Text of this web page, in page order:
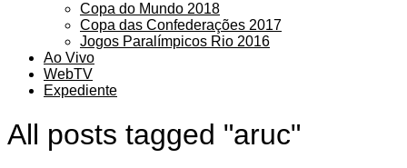
Copa do Mundo 2018
Copa das Confederações 2017
Jogos Paralímpicos Rio 2016
Ao Vivo
WebTV
Expediente
All posts tagged "aruc"